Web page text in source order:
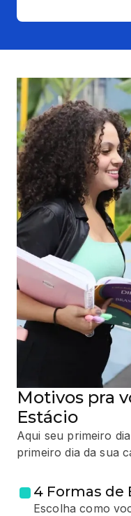
Motivos pra
Estácio
Aqui seu primeiro
primeiro dia da sua
4 Formas de
Escolha como